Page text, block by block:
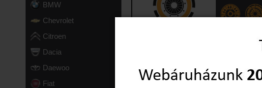
BMW
Chevrolet
Citroen
Dacia
Daewoo
Fiat